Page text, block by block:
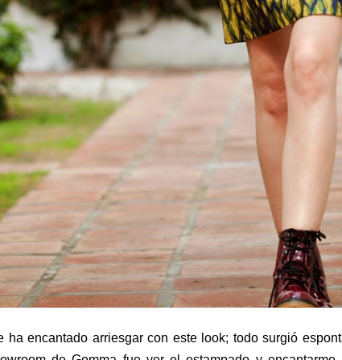
ha encantado arriesgar con este look; todo surgió